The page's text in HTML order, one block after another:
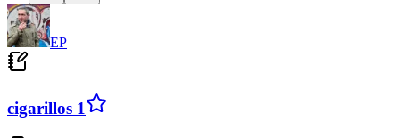
EP
cigarillos 1